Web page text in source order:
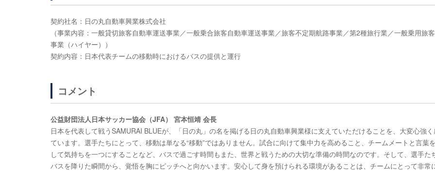
契約社名：日の丸自動車興業株式会社
（事業内容：一般貸切旅客自動車運送事業／一般乗合旅客自動車運送事業／旅客不定期航路事業／第2種旅行業／一般乗用旅
事業（ハイヤー））
契約内容：日本代表チームの移動時におけるバスの提供と運行
コメント
公益財団法人日本サッカー協会（JFA） 宮本恒靖 会長
日本を代表して戦うSAMURAI BLUEが、「日の丸」の名を掲げる⽇の丸⾃動⾞興業様に支えていただけることを、大変心強く
ています。選手たちにとって、移動は単なる“移動”ではありません。試合に向けて集中力を高めること、チームメートと言葉
して気持ちを一つにすることなど、バスで過ごす時間もまた、世界と戦うための大切な準備の時間なのです。そして、選手た
バスを降りた瞬間から、覚悟を胸にピッチへと向かいます。安心して身を預けられる環境があることは、チームにとって非常